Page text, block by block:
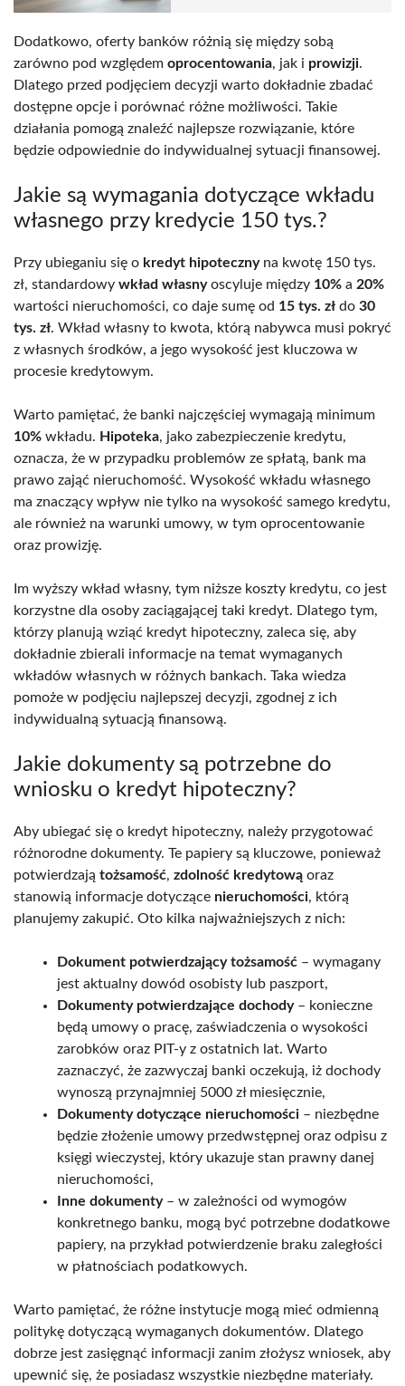
Dodatkowo, oferty banków różnią się między sobą
zarówno pod względem oprocentowania, jak i prowizji.
Dlatego przed podjęciem decyzji warto dokładnie zbadać
dostępne opcje i porównać różne możliwości. Takie
działania pomogą znaleźć najlepsze rozwiązanie, które
będzie odpowiednie do indywidualnej sytuacji finansowej.
Jakie są wymagania dotyczące wkładu
własnego przy kredycie 150 tys.?
Przy ubieganiu się o kredyt hipotecznyna kwotę 150 tys.
zł, standardowy wkład własnyoscyluje między 10% a 20%
wartości nieruchomości, co daje sumę od 15 tys. zł do 30
tys. zł. Wkład własny to kwota, którą nabywca musi pokryć
z własnych środków, a jego wysokość jest kluczowa w
procesie kredytowym.
Warto pamiętać, że banki najczęściej wymagają minimum
10% wkładu. Hipoteka, jako zabezpieczenie kredytu,
oznacza, że w przypadku problemów ze spłatą, bank ma
prawo zająć nieruchomość. Wysokość wkładu własnego
ma znaczący wpływ nie tylko na wysokość samego kredytu,
ale również na warunki umowy, w tym oprocentowanie
oraz prowizję.
Im wyższy wkład własny, tym niższe koszty kredytu, co jest
korzystne dla osoby zaciągającej taki kredyt. Dlatego tym,
którzy planują wziąć kredyt hipoteczny, zaleca się, aby
dokładnie zbierali informacje na temat wymaganych
wkładów własnych w różnych bankach. Taka wiedza
pomoże w podjęciu najlepszej decyzji, zgodnej z ich
indywidualną sytuacją finansową.
Jakie dokumenty są potrzebne do
wniosku o kredyt hipoteczny?
Aby ubiegać się o kredyt hipoteczny, należy przygotować
różnorodne dokumenty. Te papiery są kluczowe, ponieważ
potwierdzają tożsamość, zdolność kredytową oraz
stanowią informacje dotyczące nieruchomości, którą
planujemy zakupić. Oto kilka najważniejszych z nich:
Dokument potwierdzający tożsamość – wymagany
jest aktualny dowód osobisty lub paszport,
Dokumenty potwierdzające dochody– konieczne
będą umowy o pracę, zaświadczenia o wysokości
zarobków oraz PIT-y z ostatnich lat. Warto
zaznaczyć, że zazwyczaj banki oczekują, iż dochody
wynoszą przynajmniej 5000 zł miesięcznie,
Dokumenty dotyczące nieruchomości – niezbędne
będzie złożenie umowy przedwstępnej oraz odpisu z
księgi wieczystej, który ukazuje stan prawny danej
nieruchomości,
Inne dokumenty– w zależności od wymogów
konkretnego banku, mogą być potrzebne dodatkowe
papiery, na przykład potwierdzenie braku zaległości
w płatnościach podatkowych.
Warto pamiętać, że różne instytucje mogą mieć odmienną
politykę dotyczącą wymaganych dokumentów. Dlatego
dobrze jest zasięgnąć informacji zanim złożysz wniosek, aby
upewnić się, że posiadasz wszystkie niezbędne materiały.